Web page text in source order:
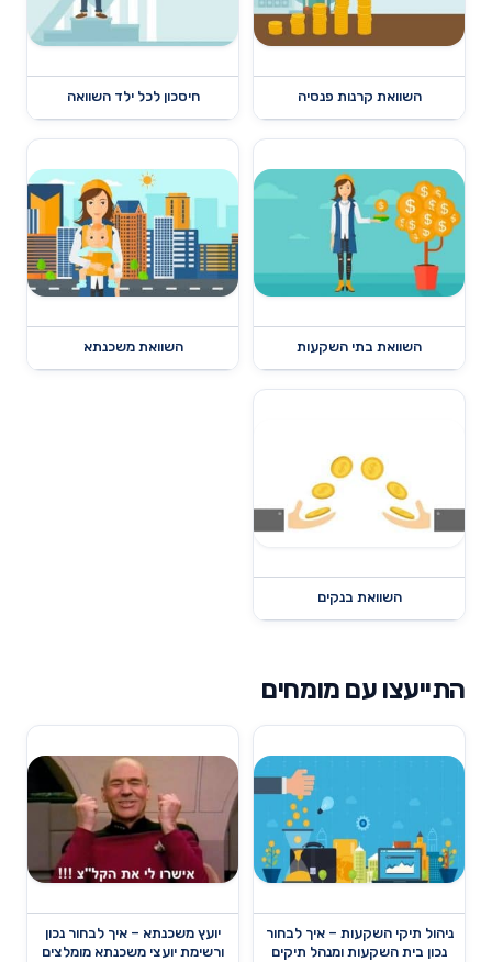
השוואת קרנות פנסיה חיסכון לכל ילד השוואה
השוואת בתי השקעות השוואת משכנתא
השוואת בנקים
התייעצו עם מומחים
ניהול תיקי השקעות – איך לבחור
נכון בית השקעות ומנהל תיקים
יועץ משכנתא – איך לבחור נכון
ורשימת יועצי משכנתא מומלצים